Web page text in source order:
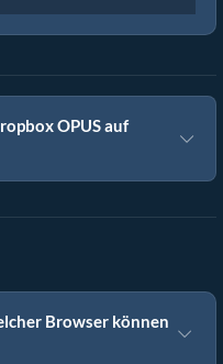
OPUS auf
Browser können